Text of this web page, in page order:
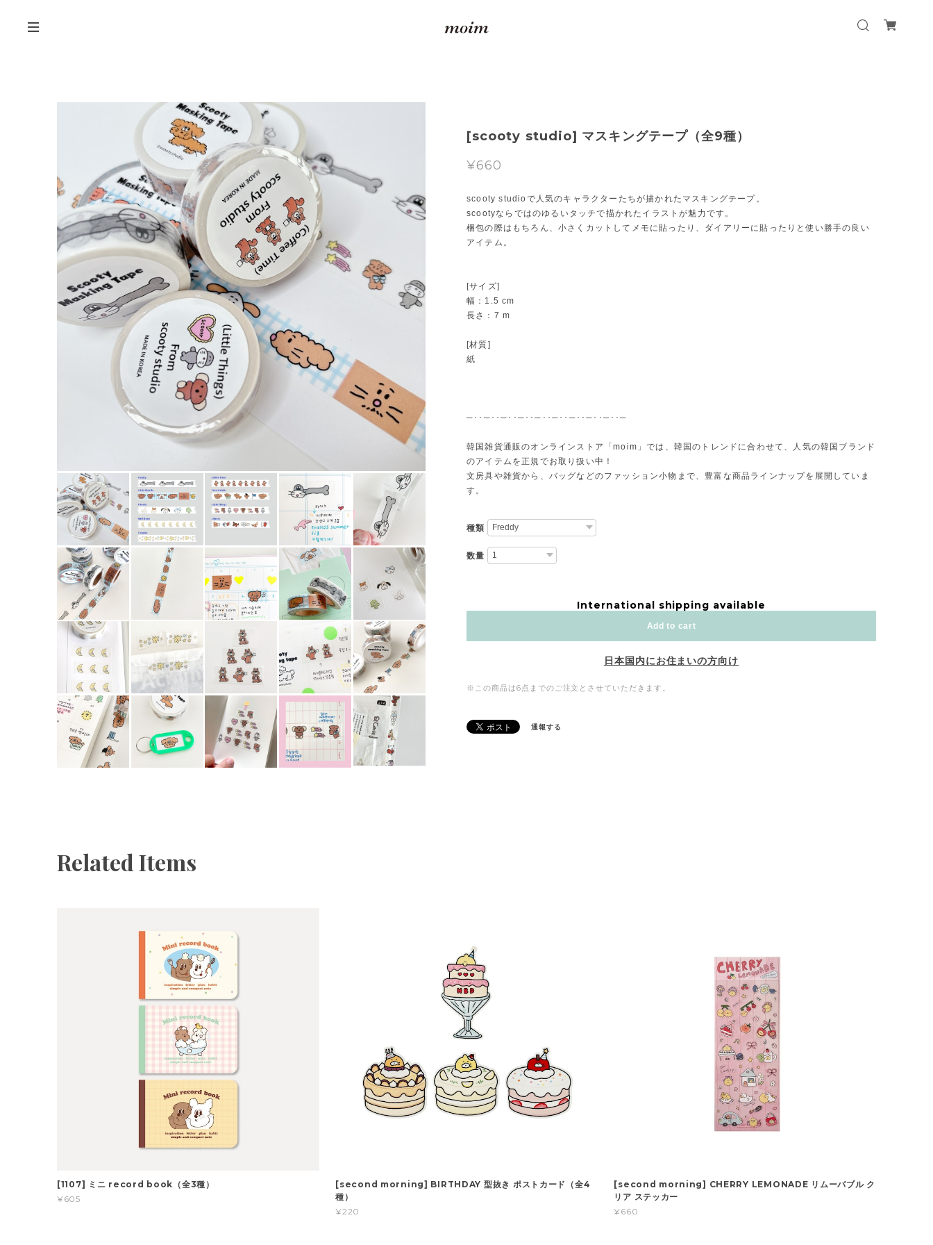
[scooty studio] マスキングテープ（全9種）
¥660
scooty studioで人気のキャラクターたちが描かれたマスキングテープ。
scootyならではのゆるいタッチで描かれたイラストが魅力です。
梱包の際はもちろん、小さくカットしてメモに貼ったり、ダイアリーに貼ったりと使い勝手の良い
アイテム。
[サイズ]
幅：1.5 cm
長さ：7 m
[材質]
紙
─･･─･･─･･─･･─･･─･･─･･─･･─･･─
韓国雑貨通販のオンラインストア「moim」では、韓国のトレンドに合わせて、人気の韓国ブランド
のアイテムを正規でお取り扱い中！
文房具や雑貨から、バッグなどのファッション小物まで、豊富な商品ラインナップを展開していま
す。
種類
数量
International shipping available
Add to cart
日本国内にお住まいの方向け
※この商品は6点までのご注文とさせていただきます。
通報する
Related Items
[1107] ミニ record book（全3種）
¥605
[second morning] BIRTHDAY 型抜き ポストカード（全4
種）
¥220
[second morning] CHERRY LEMONADE リムーバブル ク
リア ステッカー
¥660